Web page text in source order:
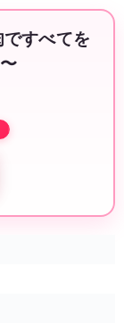
すべてを